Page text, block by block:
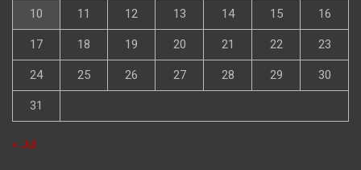
10 11 12 13 14 15 16
17 18 19 20 21 22 23
24 25 26 27 28 29 30
31
« Jul